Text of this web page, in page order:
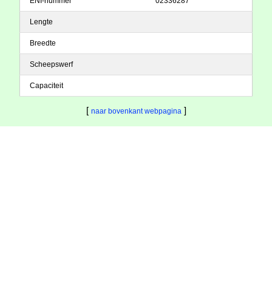
Lengte
Breedte
Scheepswerf
Capaciteit
[ naar bovenkant webpagina ]